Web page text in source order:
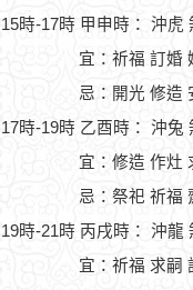
15時-17時 甲申時： 沖虎
宜：祈福 訂婚
忌：開光 修造
17時-19時 乙酉時： 沖兔
宜：修造 作灶
忌：祭祀 祈福
19時-21時 丙戌時： 沖龍
宜：祈福 求嗣